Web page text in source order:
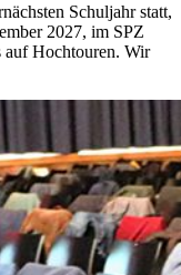
Schuljahr statt,
2027, im SPZ
auf Hochtouren. Wir